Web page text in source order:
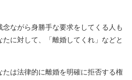
ながら身勝手な要求をしてくる人も
に対して、「離婚してくれ」などと
は法律的に離婚を明確に拒否する権